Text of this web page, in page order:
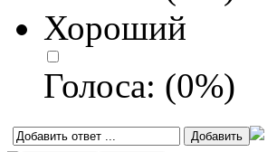
Хороший
Голоса: (0%)